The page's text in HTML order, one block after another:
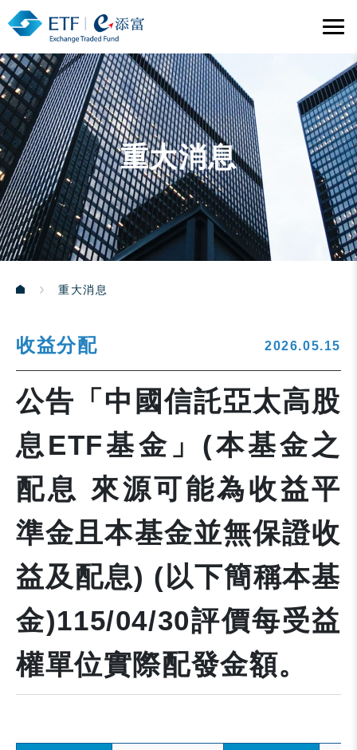
重大消息
重大消息
收益分配 2026.05.15
公告「中國信託亞太高股
息ETF基金」(本基金之
配息 來源可能為收益平
準金且本基金並無保證收
益及配息) (以下簡稱本基
金)115/04/30評價每受益
權單位實際配發金額。